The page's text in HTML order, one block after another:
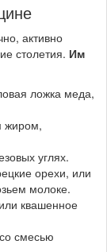
активно
столетия. Им
ложка меда,
жиром,
углях.
орехи, или
молоке.
квашенное
смесью